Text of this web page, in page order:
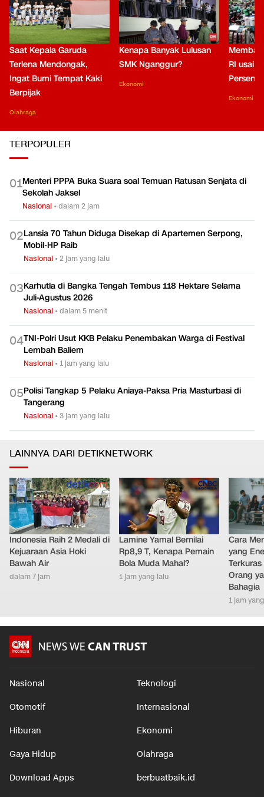
Saat Kepala Garuda
Terlena Mendongak,
Ingat Bumi Tempat Kaki
Berpijak
Olahraga
Kenapa Banyak Lulusan
SMK Nganggur?
Ekonomi
RI usai
Persen
Ekonomi
TERPOPULER
01Menteri PPPA Buka Suara soal Temuan Ratusan Senjata di
Sekolah Jaksel
Nasional •dalam 2 jam
02Lansia 70 Tahun Diduga Disekap di Apartemen Serpong,
Mobil-HP Raib
Nasional •2 jam yang lalu
03Karhutla di Bangka Tengah Tembus 118 Hektare Selama
Juli-Agustus 2026
Nasional •dalam 5 menit
04TNI-Polri Usut KKB Pelaku Penembakan Warga di Festival
Lembah Baliem
Nasional •1 jam yang lalu
05Polisi Tangkap 5 Pelaku Aniaya-Paksa Pria Masturbasi di
Tangerang
Nasional •3 jam yang lalu
LAINNYA DARI DETIKNETWORK
Indonesia Raih 2 Medali di
Kejuaraan Asia Hoki
Bawah Air
dalam 7 jam
Lamine Yamal Bernilai
Rp8,9 T, Kenapa Pemain
Bola Muda Mahal?
1 jam yang lalu
Cara
yang
Orang
Bahagia
1 jam
Nasional Teknologi
Otomotif Internasional
Hiburan Ekonomi
Gaya Hidup Olahraga
Download Apps berbuatbaik.id